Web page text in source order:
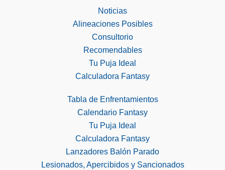
Noticias
Alineaciones Posibles
Consultorio
Recomendables
Tu Puja Ideal
Calculadora Fantasy
Tabla de Enfrentamientos
Calendario Fantasy
Tu Puja Ideal
Calculadora Fantasy
Lanzadores Balón Parado
Lesionados, Apercibidos y Sancionados